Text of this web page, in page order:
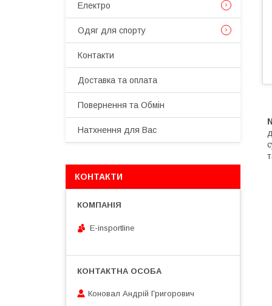
Електро
Одяг для спорту
Контакти
Доставка та оплата
Повернення та Обмін
Натхнення для Вас
КОНТАКТИ
E-insportline
Коновал Андрій Григорович